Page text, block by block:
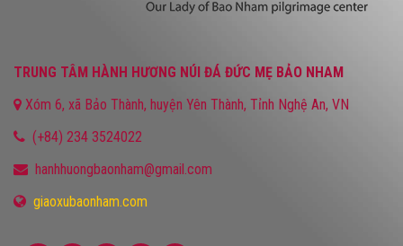
TRUNG TÂM HÀNH HƯƠNG NÚI ĐÁ ĐỨC MẸ BẢO NHAM
Xóm 6, xã Bảo Thành, huyện Yên Thành, Tỉnh Nghệ An, VN
(+84) 234 3524022
hanhhuongbaonham@gmail.com
giaoxubaonham.com